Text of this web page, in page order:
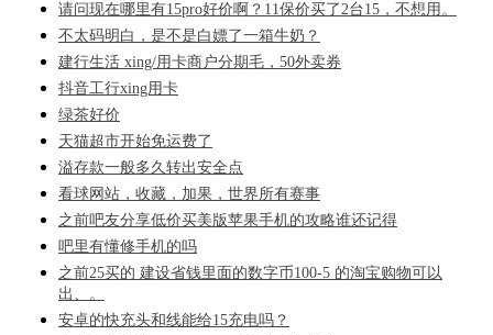
请问现在哪里有15pro好价啊？11保价买了2台15，不想用。
不太码明白，是不是白嫖了一箱牛奶？
建行生活 xing/用卡商户分期毛，50外卖券
抖音工行xing用卡
绿茶好价
天猫超市开始免运费了
溢存款一般多久转出安全点
看球网站，收藏，加果，世界所有赛事
之前吧友分享低价买美版苹果手机的攻略谁还记得
吧里有懂修手机的吗
之前25买的 建设省钱里面的数字币100-5 的淘宝购物可以
出、。
安卓的快充头和线能给15充电吗？